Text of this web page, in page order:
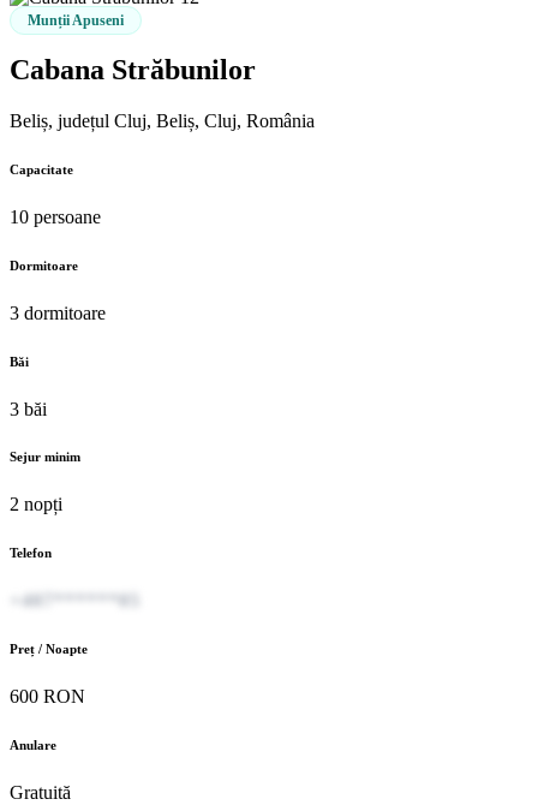
Munții Apuseni
Cabana Străbunilor
Beliș, județul Cluj, Beliș, Cluj, România
Capacitate
10 persoane
Dormitoare
3 dormitoare
Băi
3 băi
Sejur minim
2 nopți
Telefon
+407******05
Preț / Noapte
600 RON
Anulare
Gratuită